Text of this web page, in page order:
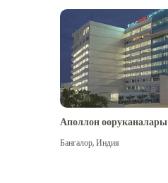
Аполлон ооруканалары
Бангалор,Индия